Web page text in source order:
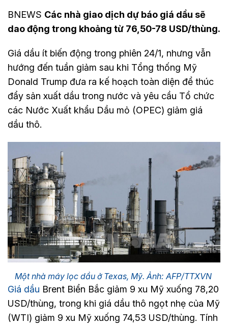
BNEWS Các nhà giao dịch dự báo giá dầu sẽ
dao động trong khoảng từ 76,50-78 USD/thùng.
Giá dầu ít biến động trong phiên 24/1, nhưng vẫn
hướng đến tuần giảm sau khi Tổng thống Mỹ
Donald Trump đưa ra kế hoạch toàn diện để thúc
đẩy sản xuất dầu trong nước và yêu cầu Tổ chức
các Nước Xuất khẩu Dầu mỏ (OPEC) giảm giá
dầu thô.
Một nhà máy lọc dầu ở Texas, Mỹ. Ảnh: AFP/TTXVN
Giá dầu Brent Biển Bắc giảm 9 xu Mỹ xuống 78,20
USD/thùng, trong khi giá dầu thô ngọt nhẹ của Mỹ
(WTI) giảm 9 xu Mỹ xuống 74,53 USD/thùng. Tính